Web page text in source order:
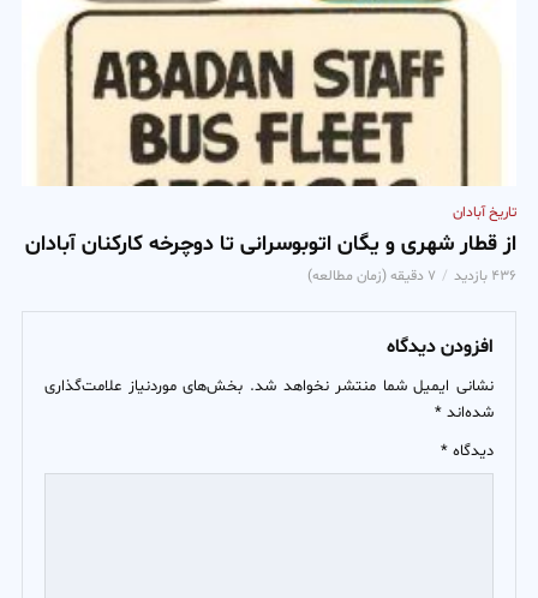
تاریخ آبادان
از قطار شهری و یگان اتوبوسرانی تا دوچرخه کارکنان آبادان
۴۳۶ بازدید ۷ دقیقه (زمان مطالعه)
افزودن دیدگاه
نشانی ایمیل شما منتشر نخواهد شد. بخش‌های موردنیاز علامت‌گذاری
شده‌اند *
دیدگاه *